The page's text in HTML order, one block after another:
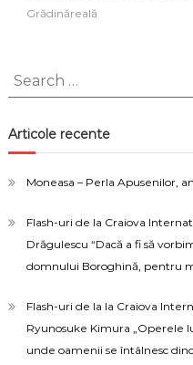
Grădinăreală
Search
for:
Articole recente
Moneasa – Perla Apusenilor,
Flash-uri de la Craiova
Drăgulescu “Dacă a fi să
domnului Boroghină, pentru
Flash-uri de la la Craiova
Ryunosuke Kimura „Operele
unde oamenii se întâlnesc